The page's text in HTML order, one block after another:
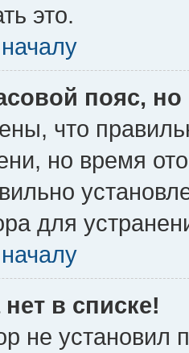
это.
пояс,
что
но время
для
в списке!
не установил